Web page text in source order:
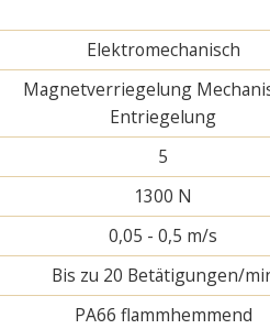
Elektromechanisch
Magnetverriegelung
Entriegelung
5
1300 N
0,05 - 0,5 m/s
Bis zu 20 Betätigungen/
PA66 flammhemmend